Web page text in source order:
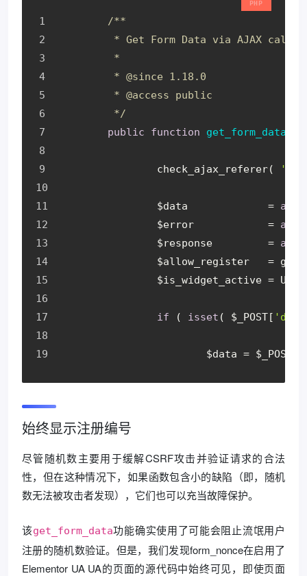
/**
	 * Get Form Data via AJAX call.
	 *
	 *
@since 1.18.0
	 *
@access public
	 */
public
function get_form_data
		check_ajax_referer(
		$data             =
		$error            =
		$response         =
$allow_register   =
$is_widget_active =
if ( isset ( $_POST[
			$data = $_POST[
始终显示注册编号
尽管随机数主要用于缓解CSRF攻击并验证请求的合法
性，但在这种情况下，如果函数包含小的缺陷（即，随机
数无法被攻击者发现），它们也可以充当故障保护。
该get_form_data功能确实使用了可能会阻止流氓用户
注册的随机数验证。但是，我们发现form_nonce在启用了
Elementor UA UA的页面的源代码中始终可见，即使页面